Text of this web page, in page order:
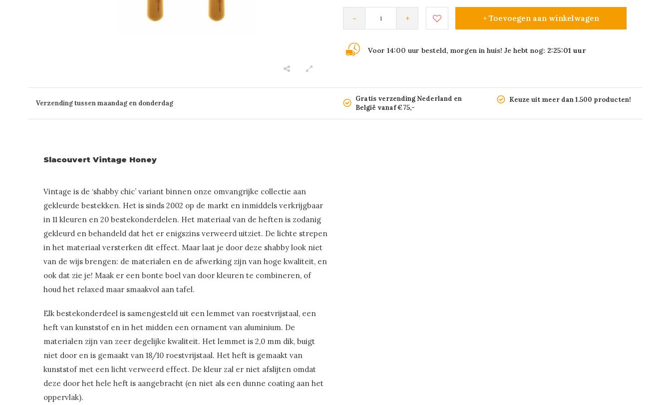
- + + Toevoegen aan winkelwagen
Voor 14:00 uur besteld, morgen in huis! Je hebt nog: 2:25:00 uur
Verzending tussen maandag en donderdag
Gratis verzending Nederland en
België vanaf €75,-
Keuze uit meer dan 1.500 producten!
Slacouvert Vintage Honey
Vintage is de ‘shabby chic’ variant binnen onze omvangrijke collectie aan
gekleurde bestekken. Het is sinds 2002 op de markt en inmiddels verkrijgbaar
in 11 kleuren en 20 bestekonderdelen. Het materiaal van de heften is zodanig
gekleurd en behandeld dat het er enigszins verweerd uitziet. De lichte strepen
in het materiaal versterken dit effect. Maar laat je door deze shabby look niet
van de wijs brengen: de materialen en de afwerking zijn van hoge kwaliteit, en
ook dat zie je! Maak er een bonte boel van door kleuren te combineren, of
houd het relaxed maar smaakvol aan tafel.
Elk bestekonderdeel is samengesteld uit een lemmet van roestvrijstaal, een
heft van kunststof en in het midden een ornament van aluminium. De
materialen zijn van zeer degelijke kwaliteit. Het lemmet is 2,0 mm dik, buigt
niet door en is gemaakt van 18/10 roestvrijstaal. Het heft is gemaakt van
kunststof met een licht verweerd effect. De kleur zal er niet afslijten omdat
deze door het hele heft is aangebracht (en niet als een dunne coating aan het
oppervlak).